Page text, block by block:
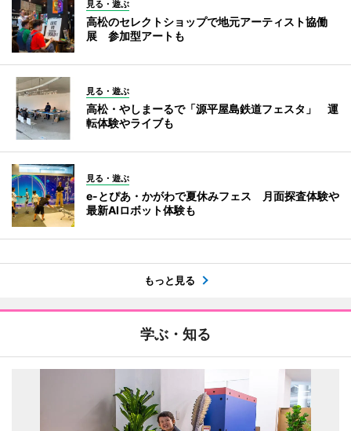
見る・遊ぶ
高松のセレクトショップで地元アーティスト協働
展 参加型アートも
見る・遊ぶ
高松・やしまーるで「源平屋島鉄道フェスタ」 運
転体験やライブも
見る・遊ぶ
e-とぴあ・かがわで夏休みフェス 月面探査体験や
最新AIロボット体験も
もっと見る
学ぶ・知る